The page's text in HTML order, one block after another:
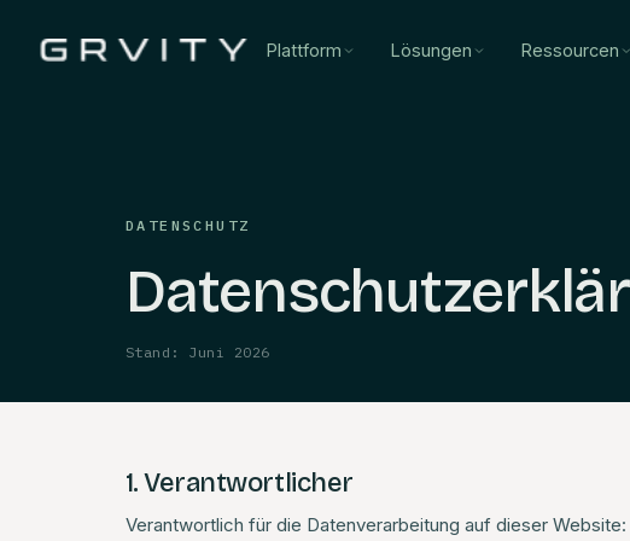
Plattform Lösungen Ressourcen
DATENSCHUTZ
Stand: Juni 2026
1. Verantwortlicher
Verantwortlich für die Datenverarbeitung auf dieser Website: